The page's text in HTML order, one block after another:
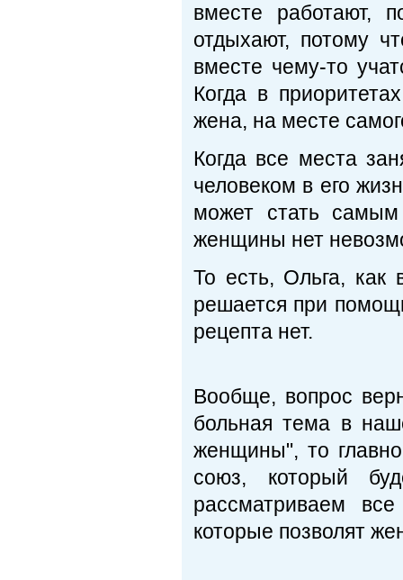
вместе работают,
отдыхают, потому
вместе чему-то
Когда в
жена, на месте
Когда все места
человеком в его
может стать
женщины нет
То есть, Ольга, как
решается при
рецепта нет.
Вообще, вопрос
больная тема в
женщины", то
союз, который
рассматриваем
которые позволят